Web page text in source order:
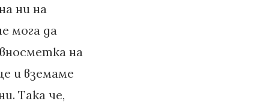
ни на
мога да
на
и вземаме
Така че,